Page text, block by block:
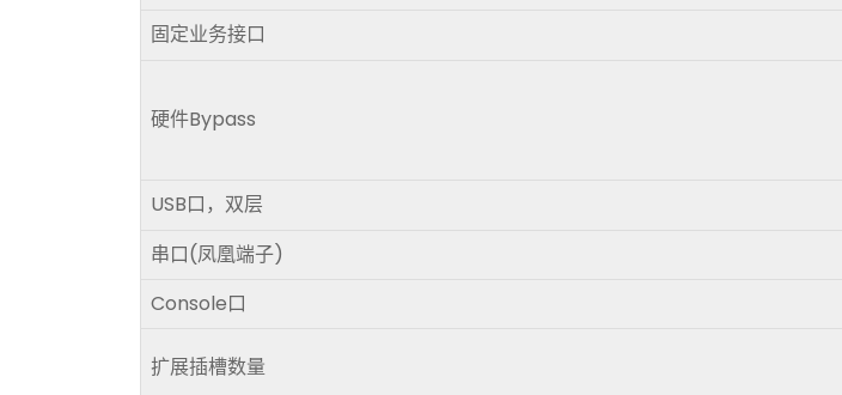
固定业务接口
硬件Bypass
USB口，双层
串口(凤凰端子)
Console口
扩展插槽数量